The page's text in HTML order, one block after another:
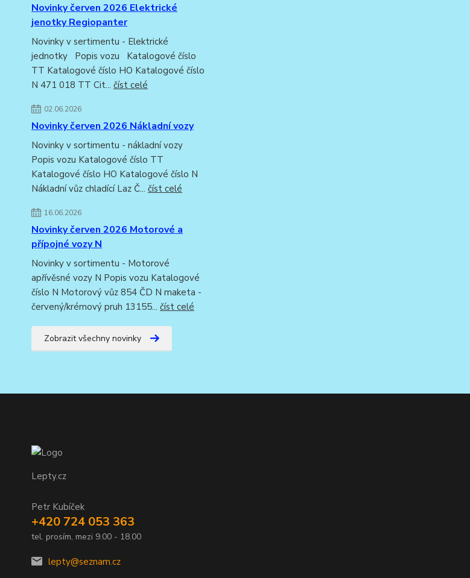
Novinky červen 2026 Elektrické
jenotky Regiopanter
Novinky v sertimentu - Elektrické
jednotky Popis vozu Katalogové číslo
TT Katalogové číslo HO Katalogové číslo
N 471 018 TT Cit... číst celé
02.06.2026
Novinky červen 2026 Nákladní vozy
Novinky v sortimentu - nákladní vozy
Popis vozu Katalogové číslo TT
Katalogové číslo HO Katalogové číslo N
Nákladní vůz chladící Laz Č... číst celé
16.06.2026
Novinky červen 2026 Motorové a
přípojné vozy N
Novinky v sortimentu - Motorové
apřívěsné vozy N Popis vozu Katalogové
číslo N Motorový vůz 854 ČD N maketa -
červený/krémový pruh 13155... číst celé
Zobrazit všechny novinky
Lepty.cz
Petr Kubíček
+420 724 053 363
tel. prosím, mezi 9.00 - 18.00
lepty@seznam.cz